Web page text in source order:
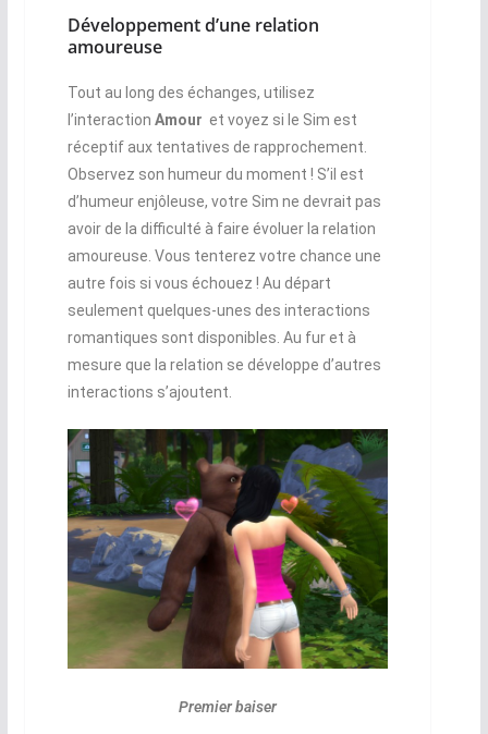
Développement d’une relation
amoureuse
Tout au long des échanges, utilisez
l’interaction Amour et voyez si le Sim est
réceptif aux tentatives de rapprochement.
Observez son humeur du moment ! S’il est
d’humeur enjôleuse, votre Sim ne devrait pas
avoir de la difficulté à faire évoluer la relation
amoureuse. Vous tenterez votre chance une
autre fois si vous échouez ! Au départ
seulement quelques-unes des interactions
romantiques sont disponibles. Au fur et à
mesure que la relation se développe d’autres
interactions s’ajoutent.
Premier baiser